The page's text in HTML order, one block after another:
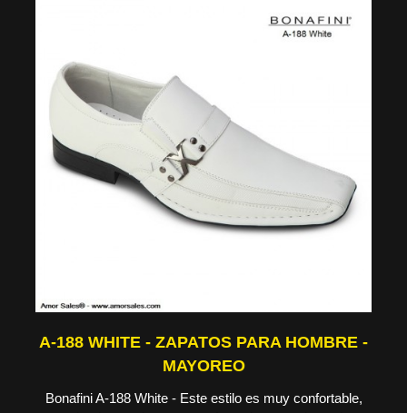
A-188 WHITE - ZAPATOS PARA HOMBRE -
MAYOREO
Bonafini A-188 White - Este estilo es muy confortable,